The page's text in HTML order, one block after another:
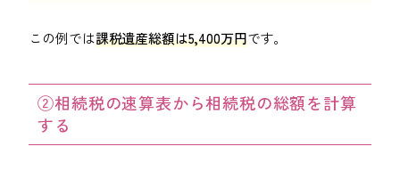
この例では課税遺産総額は5,400万円です。
②相続税の速算表から相続税の総額を計算
する